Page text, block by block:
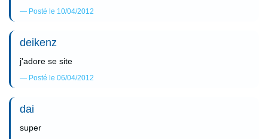
Posté le 10/04/2012
deikenz
j'adore se site
Posté le 06/04/2012
dai
super